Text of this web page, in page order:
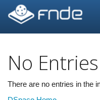
navigation
No
There are no entries in the